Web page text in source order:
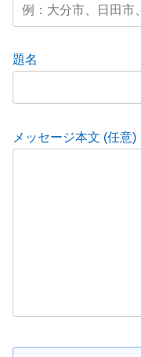
題名
メッセージ本文 (任意)